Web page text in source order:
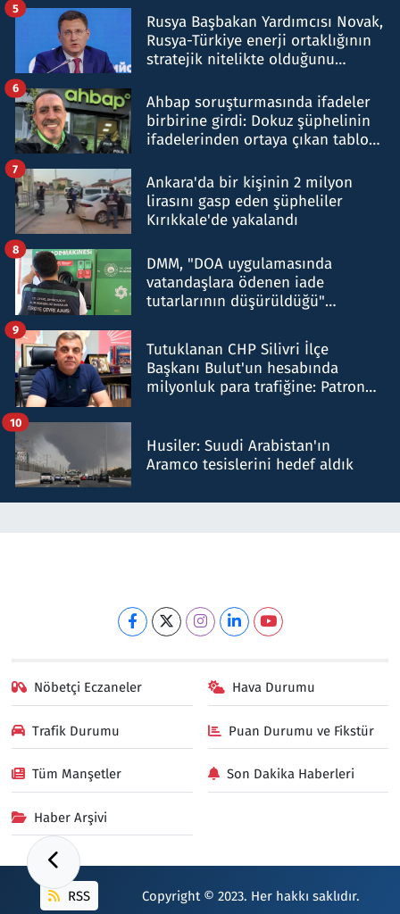
Rusya Başbakan Yardımcısı Novak,
Rusya-Türkiye enerji ortaklığının
stratejik nitelikte olduğunu
5
Ahbap soruşturmasında ifadeler
birbirine girdi: Dokuz şüphelinin
ifadelerinden ortaya çıkan tablo
6
Ankara'da bir kişinin 2 milyon
lirasını gasp eden şüpheliler
Kırıkkale'de yakalandı
7
DMM, "DOA uygulamasında
vatandaşlara ödenen iade
tutarlarının düşürüldüğü"
8
Tutuklanan CHP Silivri İlçe
Başkanı Bulut'un hesabında
milyonluk para trafiğine: Patron
9
Husiler: Suudi Arabistan'ın
Aramco tesislerini hedef aldık
10
Nöbetçi Eczaneler Hava Durumu
Trafik Durumu Puan Durumu ve Fikstür
Tüm Manşetler Son Dakika Haberleri
Haber Arşivi
RSS Copyright © 2023. Her hakkı saklıdır.